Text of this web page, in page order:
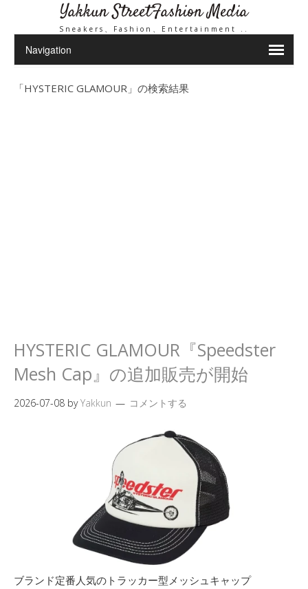
Yakkun StreetFashion Media
Sneakers、Fashion、Entertainment ..
「HYSTERIC GLAMOUR 」の検索結果
HYSTERIC GLAMOUR『Speedster
Mesh Cap』の追加販売が開始
2026-07-08 byYakkun コメントする
ブランド定番人気のトラッカー型メッシュキャップ